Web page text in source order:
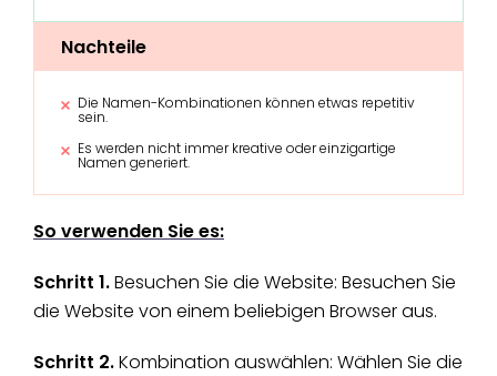
Nachteile
Die Namen-Kombinationen können etwas repetitiv
sein.
Es werden nicht immer kreative oder einzigartige
Namen generiert.
So verwenden Sie es:
Schritt 1.Besuchen Sie die Website: Besuchen Sie
die Website von einem beliebigen Browser aus.
Schritt 2.Kombination auswählen: Wählen Sie die